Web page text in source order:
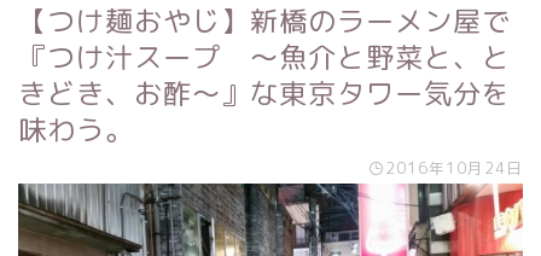
【つけ麺おやじ】新橋のラーメン屋で
『つけ汁スープ ～魚介と野菜と、と
きどき、お酢～』な東京タワー気分を
味わう。
2016年10月24日